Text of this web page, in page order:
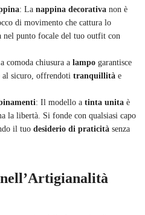
: La nappina decorativa non è
di movimento che cattura lo
nel punto focale del tuo outfit con
comoda chiusura a lampo garantisce
al sicuro, offrendoti tranquillità e
: Il modello a tinta unita è
la libertà. Si fonde con qualsiasi capo
il tuo desiderio di praticità senza